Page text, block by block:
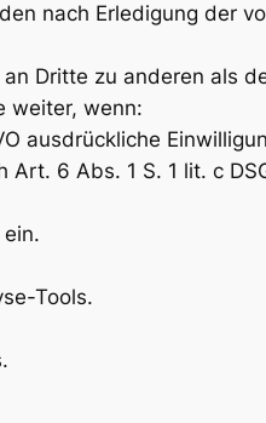
nach Erledigung der
Dritte zu anderen als
weiter, wenn:
ausdrückliche
6 Abs. 1 S. 1 lit. c
Tools.